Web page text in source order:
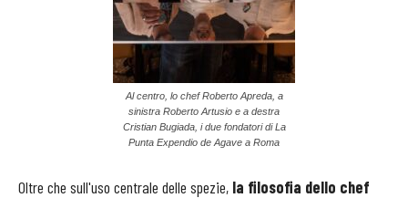
Al centro, lo chef Roberto Apreda, a
sinistra Roberto Artusio e a destra
Cristian Bugiada, i due fondatori di La
Punta Expendio de Agave a Roma
Oltre che sull'uso centrale delle spezie, la filosofia dello chef